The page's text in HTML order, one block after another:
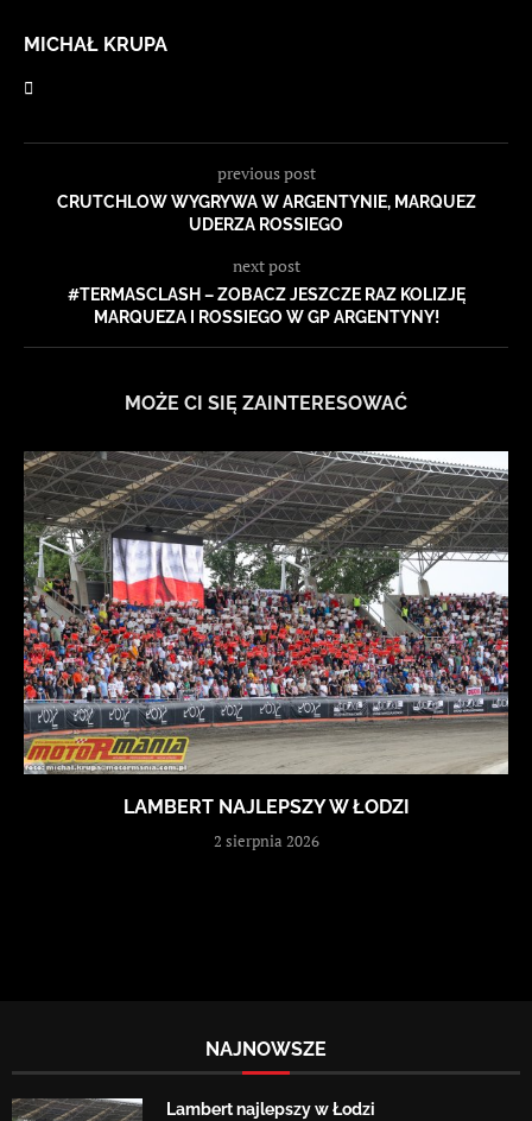
MICHAŁ KRUPA
previous post
CRUTCHLOW WYGRYWA W ARGENTYNIE, MARQUEZ
UDERZA ROSSIEGO
next post
#TERMASCLASH – ZOBACZ JESZCZE RAZ KOLIZJĘ
MARQUEZA I ROSSIEGO W GP ARGENTYNY!
MOŻE CI SIĘ ZAINTERESOWAĆ
LAMBERT NAJLEPSZY W ŁODZI
2 sierpnia 2026
NAJNOWSZE
Lambert najlepszy w Łodzi